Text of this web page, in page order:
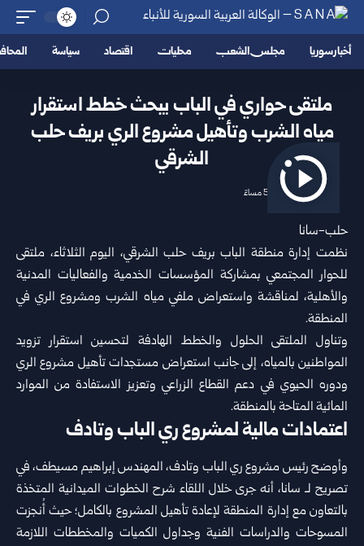
أخبار سوريا مجلس الشعب محليات اقتصاد سياسة
ملتقى حواري في الباب يبحث خطط استقرار
مياه الشرب وتأهيل مشروع الري بريف حلب
الشرقي
2026/06/23 5:14 مساءً
حلب-سانا
نظمت إدارة منطقة الباب بريفحلبالشرقي، اليوم الثلاثاء، ملتقى
للحوار المجتمعي بمشاركة المؤسسات الخدمية والفعاليات المدنية
والأهلية، لمناقشة واستعراض ملفي مياه الشرب ومشروع الري في
المنطقة.
وتناول الملتقى الحلول والخطط الهادفة لتحسين استقرار تزويد
المواطنين بالمياه، إلى جانب استعراض مستجدات تأهيل مشروع الري
ودوره الحيوي في دعم القطاع الزراعي وتعزيز الاستفادة من الموارد
المائية المتاحة بالمنطقة.
اعتمادات مالية لمشروع ري الباب وتادف
وأوضح رئيس مشروع ري الباب وتادف، المهندس إبراهيم مسيطف، في
تصريح لـ سانا، أنه جرى خلال اللقاء شرح الخطوات الميدانية المتخذة
بالتعاون مع إدارة المنطقة لإعادة تأهيل المشروع بالكامل؛ حيث أُنجزت
المسوحات والدراسات الفنية وجداول الكميات والمخططات اللازمة